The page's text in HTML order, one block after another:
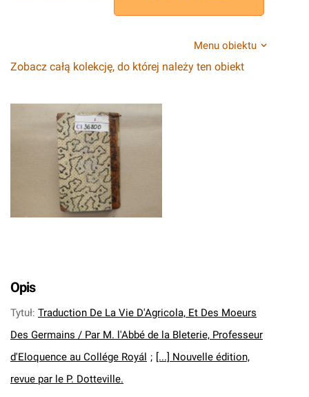
Menu obiektu
Zobacz całą kolekcję, do której należy ten obiekt
Opis
Tytuł: Traduction De La Vie D'Agricola, Et Des Moeurs
Des Germains / Par M. l'Abbé de la Bleterie, Professeur
d'Eloquence au Collége Royál ; [...] Nouvelle édition,
revue par le P. Dotteville.